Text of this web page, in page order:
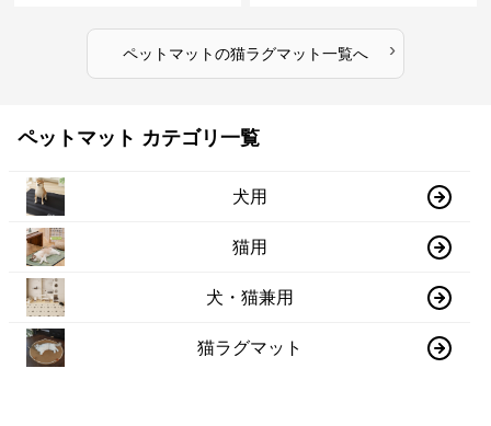
ペットマットの猫ラグマット一覧へ ›
ペットマット カテゴリ一覧
犬用
猫用
犬・猫兼用
猫ラグマット